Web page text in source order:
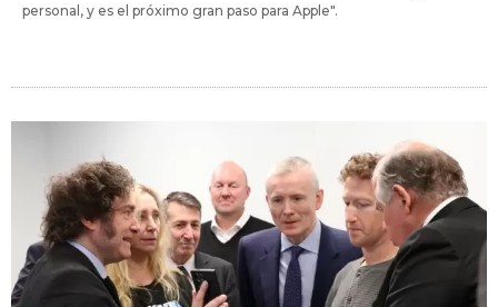
personal, y es el próximo gran paso para Apple".